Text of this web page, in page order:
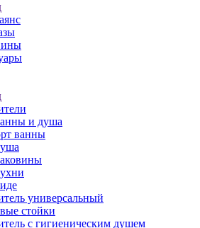
и душа
ванны
универсальный
стойки
с гигиеническим душем